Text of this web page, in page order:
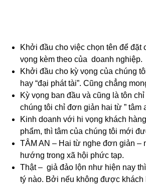
Khởi đầu cho việc chọn tên để đặt
vọng kèm theo của doanh nghiệp.
Khởi đầu cho kỳ vọng của chúng
hay “đại phát tài”. Cũng chẳng
Kỳ vọng ban đầu và cũng là tôn
chúng tôi chỉ đơn giản hai từ ” tâm
Kinh doanh với hi vọng khách
phẩm, thì tâm của chúng tôi mới
TÂM AN – Hai từ nghe đơn giản –
hướng trong xã hội phức tạp.
Thật – giả đảo lộn như hiện nay
tý nào. Bởi nếu không được khách